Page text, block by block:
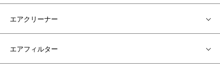
エアクリーナー
エアフィルター